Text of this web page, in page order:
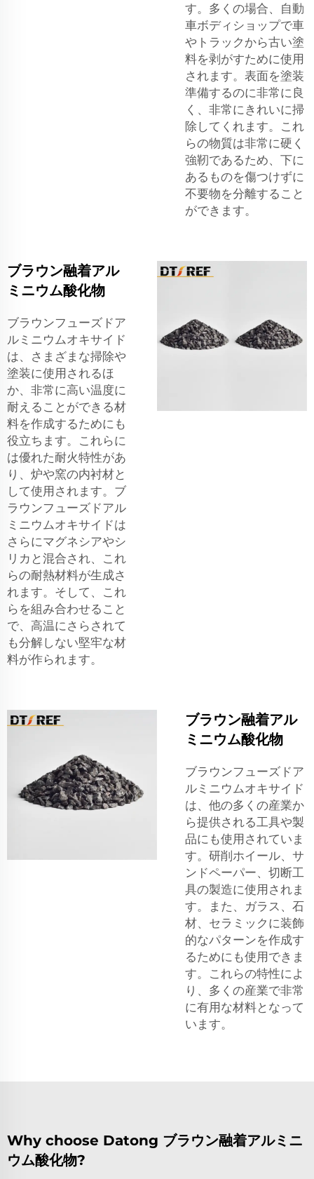
す。多くの場合、自動
車ボディショップで車
やトラックから古い塗
料を剥がすために使用
されます。表面を塗装
準備するのに非常に良
く、非常にきれいに掃
除してくれます。これ
らの物質は非常に硬く
強靭であるため、下に
あるものを傷つけずに
不要物を分離すること
ができます。
ブラウン融着アル
ミニウム酸化物
ブラウンフューズドア
ルミニウムオキサイド
は、さまざまな掃除や
塗装に使用されるほ
か、非常に高い温度に
耐えることができる材
料を作成するためにも
役立ちます。これらに
は優れた耐火特性があ
り、炉や窯の内衬材と
して使用されます。ブ
ラウンフューズドアル
ミニウムオキサイドは
さらにマグネシアやシ
リカと混合され、これ
らの耐熱材料が生成さ
れます。そして、これ
らを組み合わせること
で、高温にさらされて
も分解しない堅牢な材
料が作られます。
ブラウン融着アル
ミニウム酸化物
ブラウンフューズドア
ルミニウムオキサイド
は、他の多くの産業か
ら提供される工具や製
品にも使用されていま
す。研削ホイール、サ
ンドペーパー、切断工
具の製造に使用されま
す。また、ガラス、石
材、セラミックに装飾
的なパターンを作成す
るためにも使用できま
す。これらの特性によ
り、多くの産業で非常
に有用な材料となって
います。
Why choose Datong ブラウン融着アルミニ
ウム酸化物?